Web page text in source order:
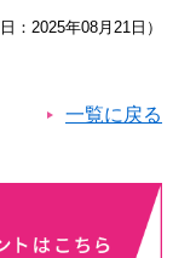
日：2025年08月21日）
一覧に戻る